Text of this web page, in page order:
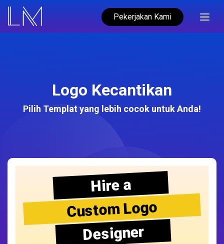
Pekerjakan Kami
Logo Kecantikan
Pilih Templat yang lebih cocok untuk Anda!
Hire a
Custom Logo
Designer